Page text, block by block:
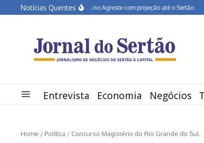
Ir para o conteúdo
Notícias Quentes
BR-232 entra em obras no Agreste com projeção até o Sertão Dia
Entrevista Economia Negócios
Home / Política / Concurso Magistério do Rio Grande do Sul.